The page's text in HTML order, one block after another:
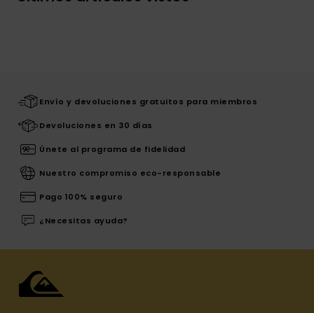
Envío y devoluciones gratuitos para miembros
Devoluciones en 30 días
Únete al programa de fidelidad
Nuestro compromiso eco-responsable
Pago 100% seguro
¿Necesitas ayuda?